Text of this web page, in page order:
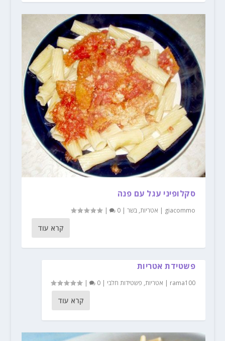
סקלופיני עגל עם פנה
giacommo
| אטריות, בשר|
0
|
קרא עוד
פשטידת אטריות
rama100
| אטריות, פשטידות חלבי |
0
|
קרא עוד